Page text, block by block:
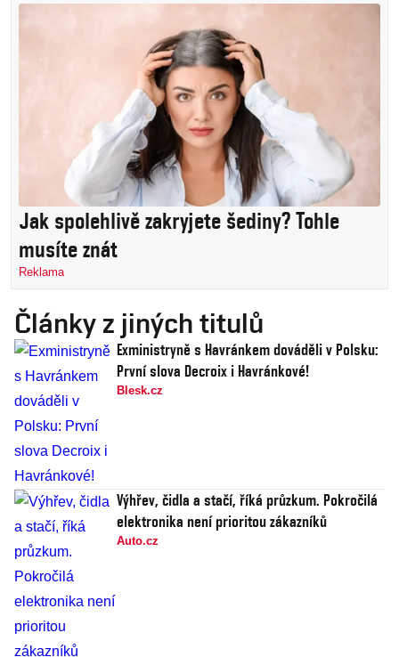
Jak spolehlivě zakryjete šediny? Tohle
musíte znát
Reklama
Články z jiných titulů
Exministryně s Havránkem dováděli v Polsku:
První slova Decroix i Havránkové!
Blesk.cz
Výhřev, čidla a stačí, říká průzkum. Pokročilá
elektronika není prioritou zákazníků
Auto.cz